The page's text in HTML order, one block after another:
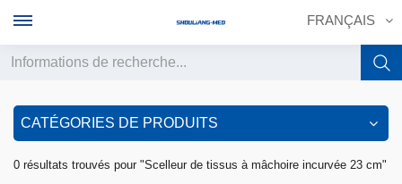
FRANÇAIS
English
français
CATÉGORIES DE PRODUITS
0 résultats trouvés pour "Scelleur de tissus à mâchoire incurvée 23 cm"